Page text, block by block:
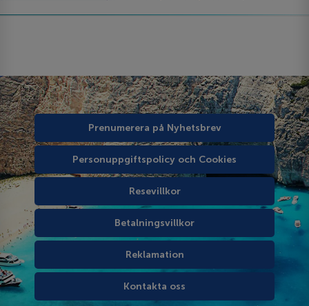
Prenumerera på Nyhetsbrev
Personuppgiftspolicy och Cookies
Resevillkor
Betalningsvillkor
Reklamation
Kontakta oss